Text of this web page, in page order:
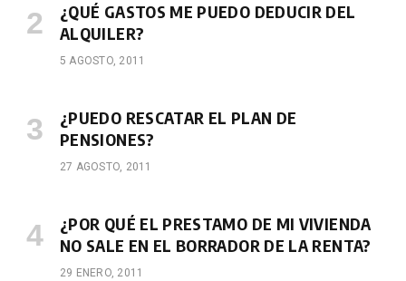
¿QUÉ GASTOS ME PUEDO DEDUCIR DEL
ALQUILER?
5 AGOSTO, 2011
¿PUEDO RESCATAR EL PLAN DE
PENSIONES?
27 AGOSTO, 2011
¿POR QUÉ EL PRESTAMO DE MI VIVIENDA
NO SALE EN EL BORRADOR DE LA RENTA?
29 ENERO, 2011